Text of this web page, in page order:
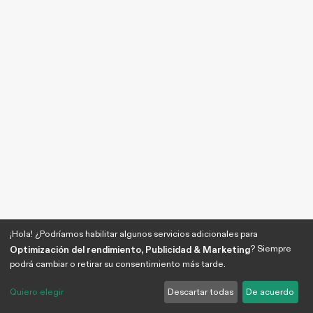
¡Hola! ¿Podríamos habilitar algunos servicios adicionales para
Optimización del rendimiento, Publicidad & Marketing? Siempre
podrá cambiar o retirar su consentimiento más tarde.
Quiero elegir Descartar todas De acuerdo